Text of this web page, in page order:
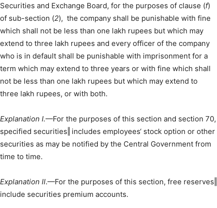
Securities and Exchange Board, for the purposes of clause (f)
of sub-section (2), the company shall be punishable with fine
which shall not be less than one lakh rupees but which may
extend to three lakh rupees and every officer of the company
who is in default shall be punishable with imprisonment for a
term which may extend to three years or with fine which shall
not be less than one lakh rupees but which may extend to
three lakh rupees, or with both.
Explanation I.—For the purposes of this section and section 70,
specified securities‖ includes employees‘ stock option or other
securities as may be notified by the Central Government from
time to time.
Explanation II.—For the purposes of this section, free reserves‖
include securities premium accounts.